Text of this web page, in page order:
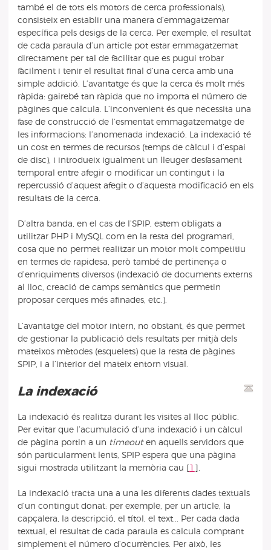
també el de tots els motors de cerca professionals),
consisteix en establir una manera d’emmagatzemar
específica pels desigs de la cerca. Per exemple, el resultat
de cada paraula d’un article pot estar emmagatzemat
directament per tal de facilitar que es pugui trobar
fàcilment i tenir el resultat final d’una cerca amb una
simple addició. L’avantatge és que la cerca és molt més
ràpida: gairebé tan ràpida que no importa el número de
pàgines que calcula. L’inconvenient és que necessita una
fase de construcció de l’esmentat emmagatzematge de
les informacions: l’anomenada indexació. La indexació té
un cost en termes de recursos (temps de càlcul i d’espai
de disc), i introdueix igualment un lleuger desfasament
temporal entre afegir o modificar un contingut i la
repercussió d’aquest afegit o d’aquesta modificació en els
resultats de la cerca.
D’altra banda, en el cas de l’SPIP, estem obligats a
utilitzar PHP i MySQL com en la resta del programari,
cosa que no permet realitzar un motor molt competitiu
en termes de rapidesa, però també de pertinença o
d’enriquiments diversos (indexació de documents externs
al lloc, creació de camps semàntics que permetin
proposar cerques més afinades, etc.).
L’avantatge del motor intern, no obstant, és que permet
de gestionar la publicació dels resultats per mitjà dels
mateixos mètodes (esquelets) que la resta de pàgines
SPIP, i a l’interior del mateix entorn visual.
La indexació
La indexació és realitza durant les visites al lloc públic.
Per evitar que l’acumulació d’una indexació i un càlcul
de pàgina portin a un timeouten aquells servidors que
són particularment lents, SPIP espera que una pàgina
sigui mostrada utilitzant la memòria cau [1 ]
La indexació tracta una a una les diferents dades textuals
d’un contingut donat: per exemple, per un article, la
capçalera, la descripció, el títol, el text... Per cada dada
textual, el resultat de cada paraula es calcula comptant
simplement el número d’ocurrències. Per això, les